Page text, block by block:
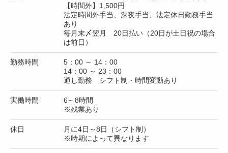
【時間外】1,500円
法定時間外手当、深夜手当、法定休日勤務手当
あり
毎月末〆翌月 20日払い（20日が土日祝の場合
は前日）
勤務時間
5：00 ～ 14：00
14：00 ～ 23：00
通し勤務 シフト制・時間変動あり
実働時間
6～8時間
※残業あり
休日
月に4日～8日（シフト制）
※時期によって異なります